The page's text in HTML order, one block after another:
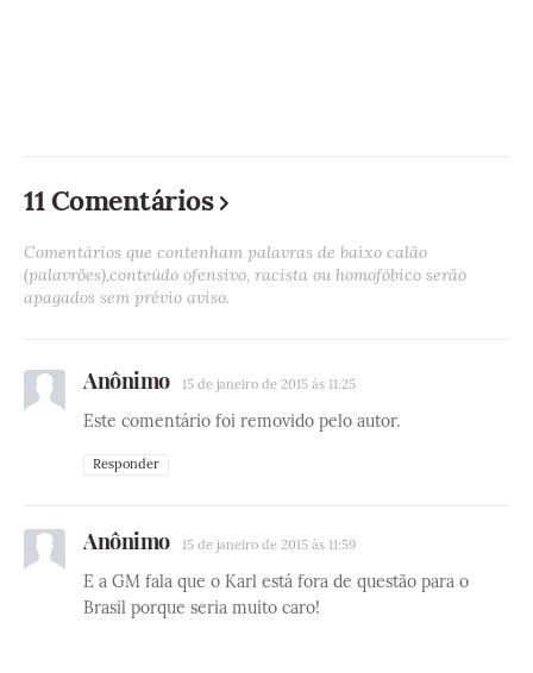
11 Comentários
Comentários que contenham palavras de baixo calão
(palavrões),conteúdo ofensivo, racista ou homofóbico serão
apagados sem prévio aviso.
Anônimo 15 de janeiro de 2015 às 11:25
Este comentário foi removido pelo autor.
Responder
Anônimo 15 de janeiro de 2015 às 11:59
E a GM fala que o Karl está fora de questão para o
Brasil porque seria muito caro!